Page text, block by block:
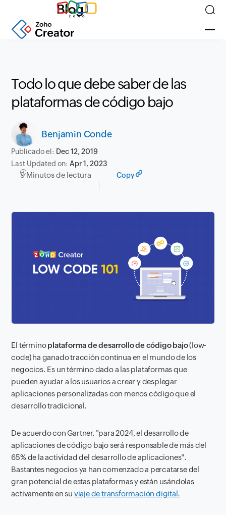
Blog
Todo lo que debe saber de las
plataformas de código bajo
Benjamin Conde
Publicado el: Dec 12, 2019
Last Updated on:Apr 1, 2023
9 Minutos de lectura Copy
El términoplataforma de desarrollo de código bajo(low-
code) ha ganado tracción continua en el mundo de los
negocios. Es un término dado a las plataformas que
pueden ayudar a los usuarios a crear y desplegar
aplicaciones personalizadas con menos código que el
desarrollo tradicional.
De acuerdo con Gartner, "para 2024, el desarrollo de
aplicaciones de código bajo será responsable de más del
65% de la actividad del desarrollo de aplicaciones".
Bastantes negocios ya han comenzado a percatarse del
gran potencial de estas plataformas y están usándolas
activamente en su viaje de transformación digital.